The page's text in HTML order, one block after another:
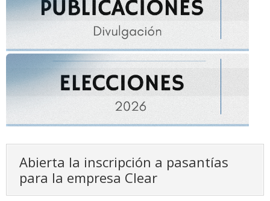
Abierta la inscripción a pasantías
para la empresa Clear